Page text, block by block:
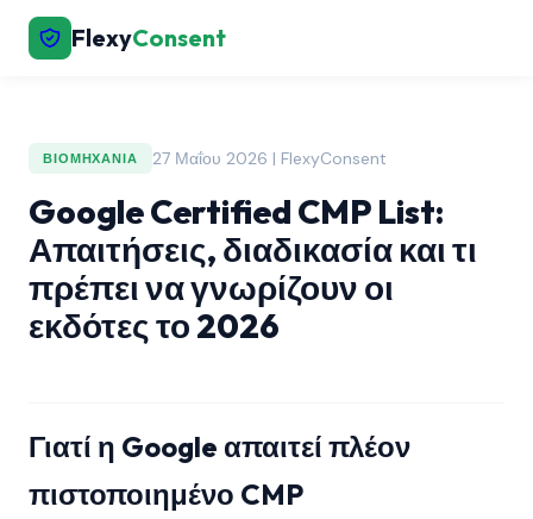
FlexyConsent
ΒΙΟΜΗΧΑΝΊΑ 27 Μαΐου 2026 | FlexyConsent
Google Certified CMP List:
Απαιτήσεις, διαδικασία και τι
πρέπει να γνωρίζουν οι
εκδότες το 2026
Γιατί η Google απαιτεί πλέον
πιστοποιημένο CMP